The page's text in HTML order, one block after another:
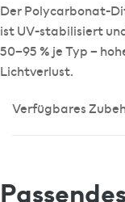
Der Polycarbonat-
ist UV-stabilisiert
50–95 % je Typ –
Lichtverlust.
Verfügbares